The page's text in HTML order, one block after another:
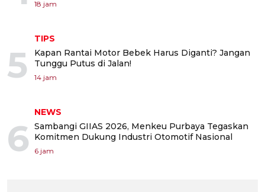
18 jam
5
TIPS
Kapan Rantai Motor Bebek Harus Diganti? Jangan
Tunggu Putus di Jalan!
14 jam
6
NEWS
Sambangi GIIAS 2026, Menkeu Purbaya Tegaskan
Komitmen Dukung Industri Otomotif Nasional
6 jam